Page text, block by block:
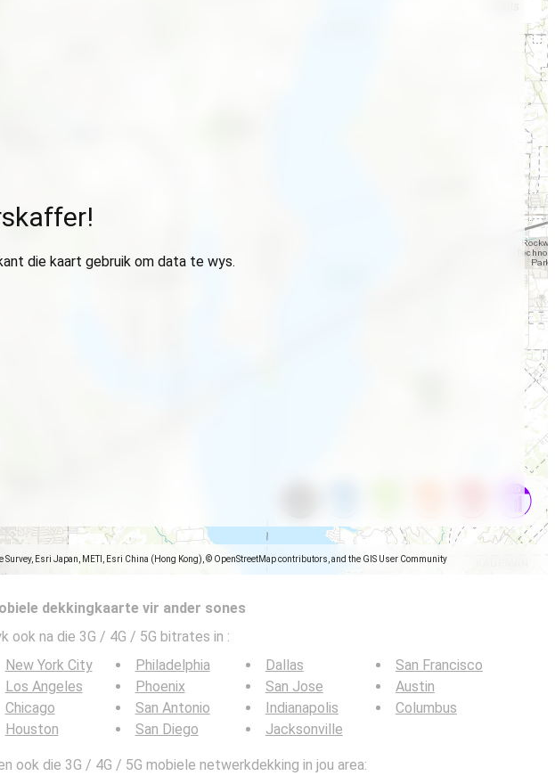
Esri Japan, METI, Esri China (Hong Kong), © OpenStreetMap contributors, and the GIS User Community
die kaart gebruik om data te wys.
dekkingkaarte vir ander sones
ook na die 3G / 4G / 5G bitrates in :
New York City
Los Angeles
Chicago
Houston
Philadelphia
Phoenix
San Antonio
San Diego
Dallas
San Jose
Indianapolis
Jacksonville
San Francisco
Austin
Columbus
ook die 3G / 4G / 5G mobiele netwerkdekking in jou area: